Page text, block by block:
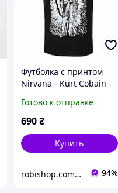
Футболка с принтом
Nirvana - Kurt Cobain -
Черный, XS
Готово к отправке
690₴
Купить
robishop.com.ua 94%